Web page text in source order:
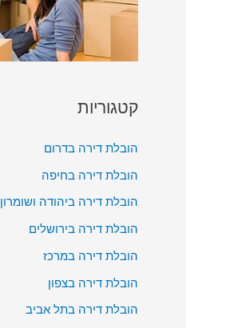
קטגוריות
הובלת דירה בדרום
הובלת דירה בחיפה
הובלת דירה ביהודה ושומרון
הובלת דירה בירושלים
הובלת דירה במרכז
הובלת דירה בצפון
הובלת דירה בתל אביב